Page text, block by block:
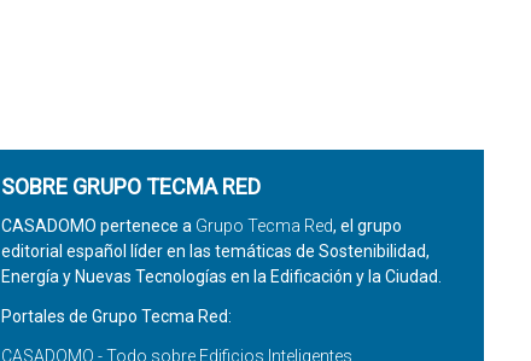
SOBRE GRUPO TECMA RED
CASADOMO pertenece a Grupo Tecma Red, el grupo
editorial español líder en las temáticas de Sostenibilidad,
Energía y Nuevas Tecnologías en la Edificación y la Ciudad.
Portales de Grupo Tecma Red:
CASADOMO - Todo sobre Edificios Inteligentes